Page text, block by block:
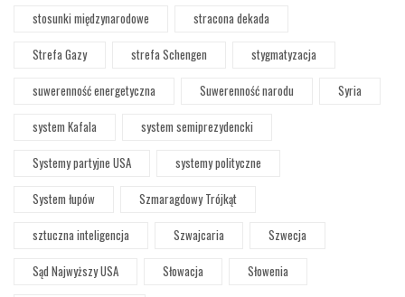
stosunki międzynarodowe
stracona dekada
Strefa Gazy
strefa Schengen
stygmatyzacja
suwerenność energetyczna
Suwerenność narodu
Syria
system Kafala
system semiprezydencki
Systemy partyjne USA
systemy polityczne
System łupów
Szmaragdowy Trójkąt
sztuczna inteligencja
Szwajcaria
Szwecja
Sąd Najwyższy USA
Słowacja
Słowenia